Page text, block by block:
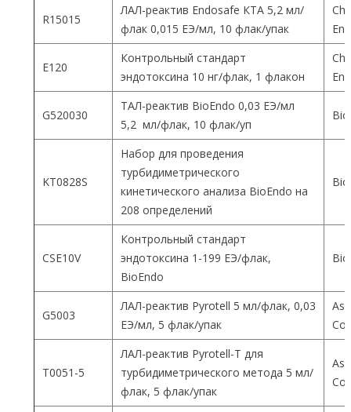
R15015
ЛАЛ-реактив Endosafe КТА 5,2 мл/
флак 0,015 ЕЭ/мл, 10 флак/упак
Е120
Контрольный стандарт
эндотоксина 10 нг/флак, 1 флакон
G520030
ТАЛ-реактив BioEndo 0,03 ЕЭ/мл
5,2 мл/флак, 10 флак/уп
KT0828S
Набор для проведения
турбидиметрического
кинетического анализа BioEndo на
208 определений
CSE10V
Контрольный стандарт
эндотоксина 1-199 ЕЭ/флак,
BioEndo
G5003
ЛАЛ-реактив Pyrotell 5 мл/флак, 0,03
ЕЭ/мл, 5 флак/упак
T0051-5
ЛАЛ-реактив Pyrotell-T для
турбидиметрического метода 5 мл/
флак, 5 флак/упак